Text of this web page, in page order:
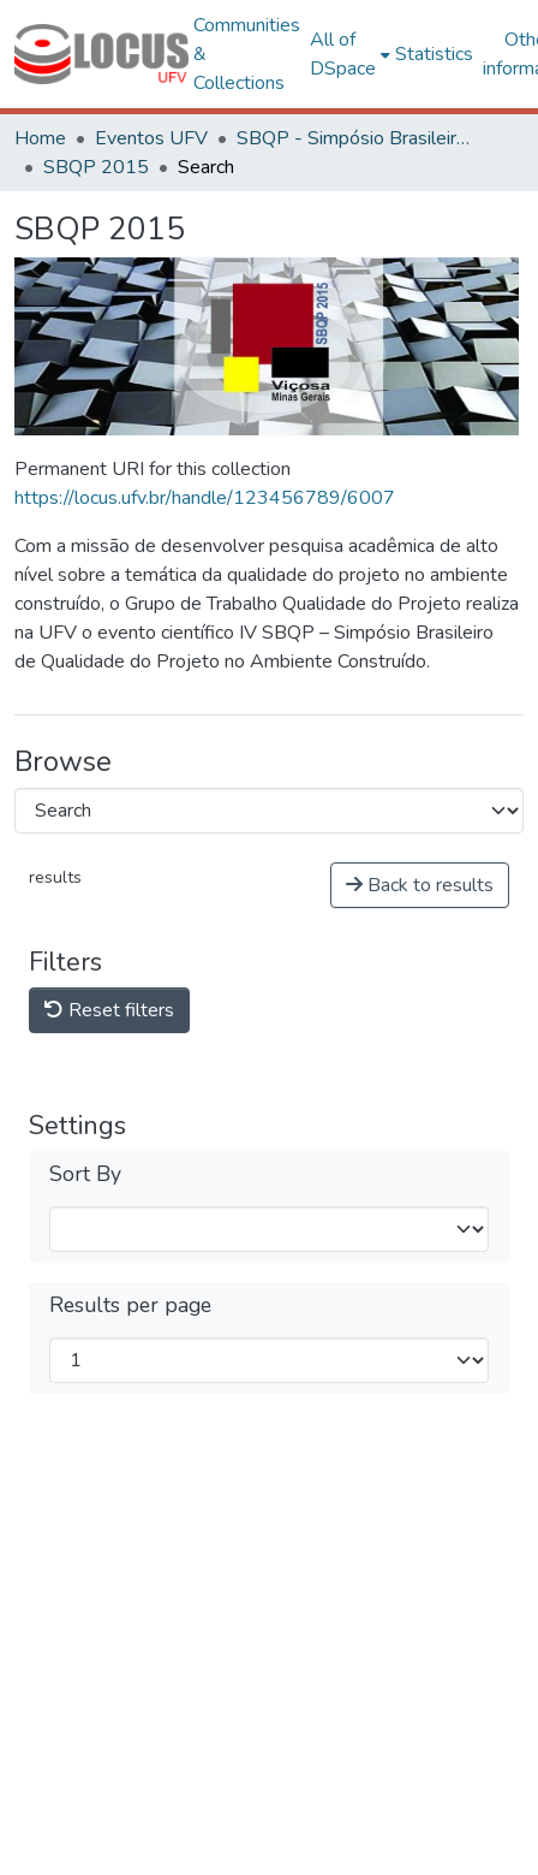
Communities
&
Collections
All of
DSpace
Statistics
Home Eventos UFV
SBQP - Simpósio Brasileiro de Qualidade do Projeto no Ambiente Construído
SBQP 2015
Search
SBQP 2015
Permanent URI for this collection
https://locus.ufv.br/handle/123456789/6007
Com a missão de desenvolver pesquisa acadêmica de alto
nível sobre a temática da qualidade do projeto no ambiente
construído, o Grupo de Trabalho Qualidade do Projeto realiza
na UFV o evento científico IV SBQP – Simpósio Brasileiro
de Qualidade do Projeto no Ambiente Construído.
Browse
results Back to results
Filters
Reset filters
Settings
Sort By
Results per page